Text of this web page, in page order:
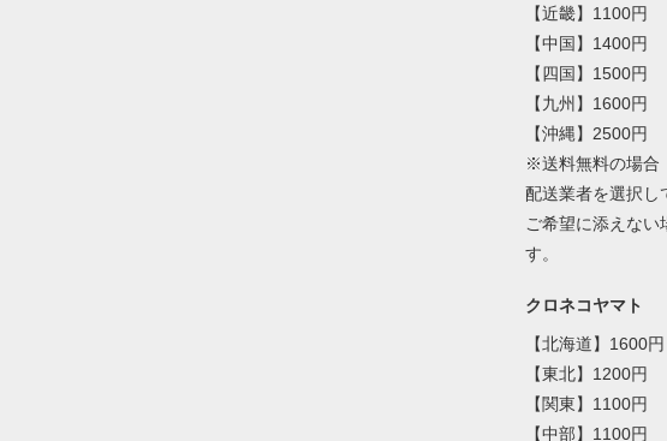
【近畿】1100円
【中国】1400円
【四国】1500円
【九州】1600円
【沖縄】2500円
※送料無料の場合
配送業者を選択し
ご希望に添えない
す。
クロネコヤマト
【北海道】1600円
【東北】1200円
【関東】1100円
【中部】1100円